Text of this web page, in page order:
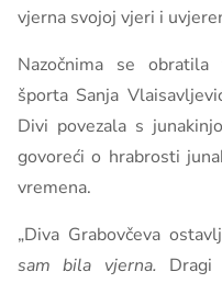
vjerna svojoj vjeri i
Nazočnima se
športa Sanja
Divi povezala s
govoreći o hrabrosti
vremena.
„Diva Grabovčeva
sam bila vjerna.